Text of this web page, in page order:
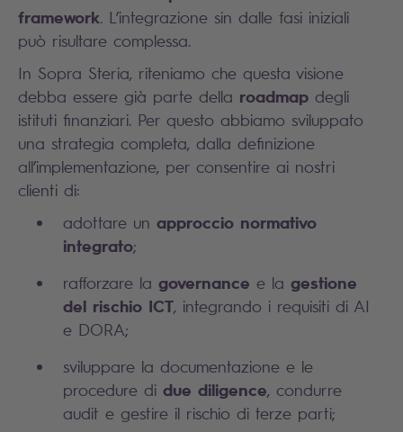
framework. L’integrazione sin dalle fasi iniziali
può risultare complessa.
In Sopra Steria, riteniamo che questa visione
debba essere già parte della roadmap degli
istituti finanziari. Per questo abbiamo sviluppato
una strategia completa, dalla definizione
all’implementazione, per consentire ai nostri
clienti di:
adottare un approccio normativo
integrato;
rafforzare la governance e la gestione
del rischio ICT, integrando i requisiti di AI
e DORA;
sviluppare la documentazione e le
procedure di due diligence, condurre
audit e gestire il rischio di terze parti;